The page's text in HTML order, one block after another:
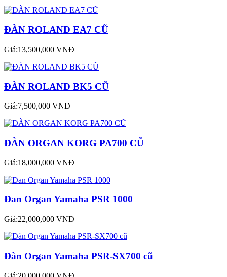
ĐÀN ROLAND EA7 CŨ
Giá:13,500,000 VNĐ
ĐÀN ROLAND BK5 CŨ
Giá:7,500,000 VNĐ
ĐÀN ORGAN KORG PA700 CŨ
Giá:18,000,000 VNĐ
Đan Organ Yamaha PSR 1000
Giá:22,000,000 VNĐ
Đàn Organ Yamaha PSR-SX700 cũ